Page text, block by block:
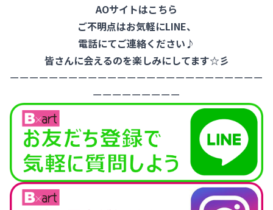
AOサイトはこちら
ご不明点はお気軽にLINE、
電話にてご連絡ください♪
皆さんに会えるのを楽しみにしてます☆彡
ーーーーーーーーーーーーーーーーーーーーーーーーーー
ーーーーーーーーー